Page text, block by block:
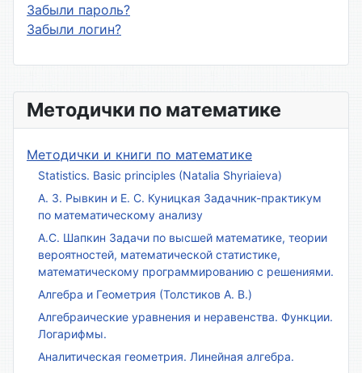
Методички по математике
Методички и книги по математике
Statistics. Basic principles (Natalia Shyriaieva)
А. З. Рывкин и Е. С. Куницкая Задачник-практикум
по математическому анализу
А.С. Шапкин Задачи по высшей математике, теории
вероятностей, математической статистике,
математическому программированию с решениями.
Алгебра и Геометрия (Толстиков А. В.)
Алгебраические уравнения и неравенства. Функции.
Логарифмы.
Аналитическая геометрия. Линейная алгебра.
Забыли пароль?
Забыли логин?